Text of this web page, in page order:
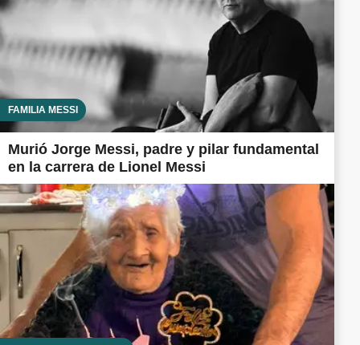
FAMILIA MESSI
Murió Jorge Messi, padre y pilar fundamental
en la carrera de Lionel Messi